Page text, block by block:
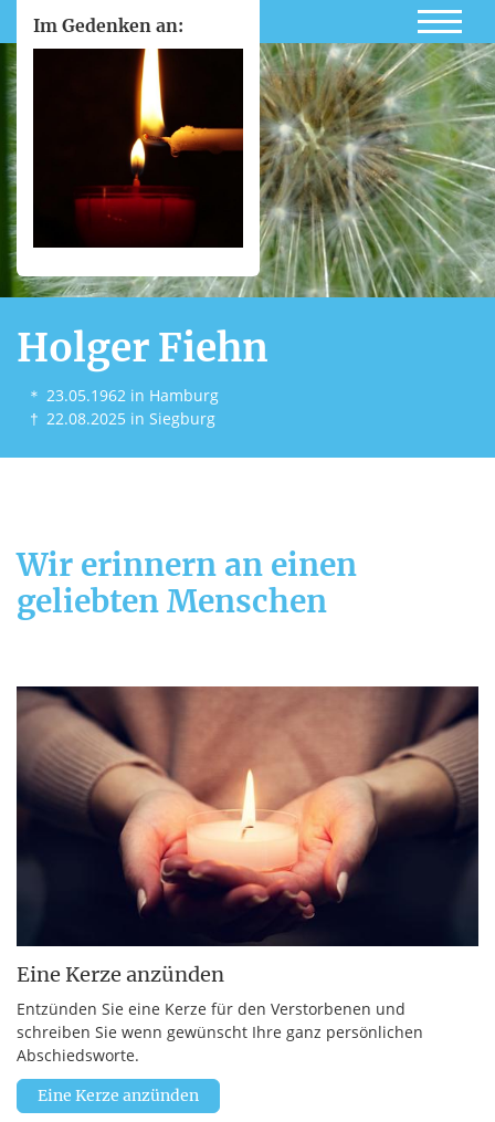
Im Gedenken an:
Holger Fiehn
＊ 23.05.1962 in Hamburg
† 22.08.2025 in Siegburg
Wir erinnern an einen
geliebten Menschen
Eine Kerze anzünden
Entzünden Sie eine Kerze für den Verstorbenen und
schreiben Sie wenn gewünscht Ihre ganz persönlichen
Abschiedsworte.
Eine Kerze anzünden